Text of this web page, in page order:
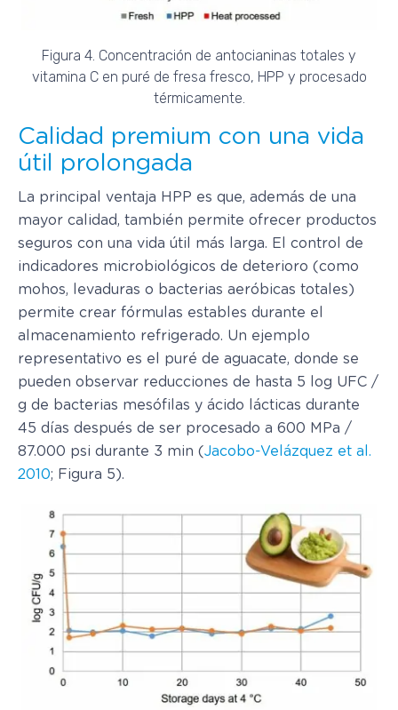
Figura 4. Concentración de antocianinas totales y
vitamina C en puré de fresa fresco, HPP y procesado
térmicamente.
Calidad premium con una vida
útil prolongada
La principal ventaja HPP es que, además de una
mayor calidad, también permite ofrecer productos
seguros con una vida útil más larga. El control de
indicadores microbiológicos de deterioro (como
mohos, levaduras o bacterias aeróbicas totales)
permite crear fórmulas estables durante el
almacenamiento refrigerado. Un ejemplo
representativo es el puré de aguacate, donde se
pueden observar reducciones de hasta 5 log UFC /
g de bacterias mesófilas y ácido lácticas durante
45 días después de ser procesado a 600 MPa /
87.000 psi durante 3 min (Jacobo-Velázquez et al.
2010; Figura 5).